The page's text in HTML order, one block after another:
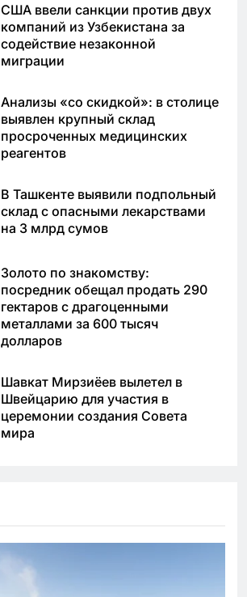
США ввели санкции против двух
компаний из Узбекистана за
содействие незаконной
миграции
Анализы «со скидкой»: в столице
выявлен крупный склад
просроченных медицинских
реагентов
В Ташкенте выявили подпольный
склад с опасными лекарствами
на 3 млрд сумов
Золото по знакомству:
посредник обещал продать 290
гектаров с драгоценными
металлами за 600 тысяч
долларов
Шавкат Мирзиёев вылетел в
Швейцарию для участия в
церемонии создания Совета
мира